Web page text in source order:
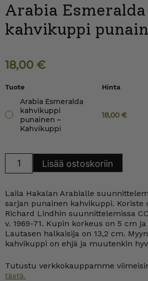
Arabia Esmeralda
kahvikuppi
18,00 €
Tuote Hinta
Arabia Esmeralda
kahvikuppi
punainen –
Kahvikuppi
18,00€
Esmeralda
Lisää ostoskoriin
Laila Hakalan Arabialle
sarjan punainen kahvikuppi. Koriste
Richard Lindhin suunnittelemissa
v. 1969-71. Kupin korkeus on 5 cm
Lautasen halkaisija on 13,2 cm.
kahvikuppi on ehjä ja muutenkin
Tutustu verkkokauppamme
tästä.